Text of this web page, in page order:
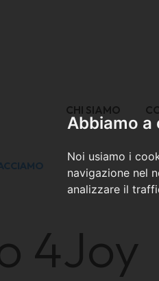
Abbiamo a
Noi usiamo i
navigazione nel
analizzare il
CHI SIAMO
4Joy